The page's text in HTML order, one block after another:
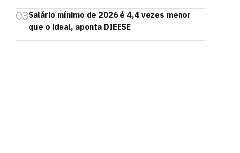
03Salário mínimo de 2026 é 4,4 vezes menor
que o ideal, aponta DIEESE